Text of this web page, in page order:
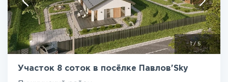
1/5
Участок 8 соток в посёлке Павлов'Sky